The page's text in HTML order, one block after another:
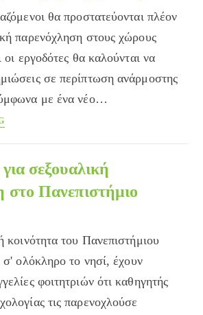
θα προστατεύονται πλέον
παρενόχληση στους χώρους
οι εργοδότες θα καλούνται να
σε περίπτωση ανάρμοστης
με ένα νέο…
τη
σεξουαλική
χώρο
εργασίας
σεξουαλική
στο Πανεπιστήμιο
κοινότητα του Πανεπιστήμιου
ολόκληρο το νησί, έχουν
φοιτητριών ότι καθηγητής
τις παρενοχλούσε